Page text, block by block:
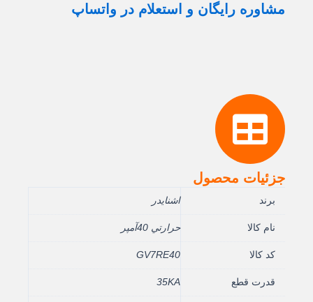
مشاوره رایگان و استعلام در واتساپ
جزئیات محصول
اشنایدر
نام کالا حرارتي 40آمپر
کد کالا GV7RE40
قدرت قطع 35KA